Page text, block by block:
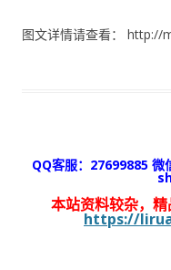
图文详情请查看： http://
QQ客服：27699885
本站资料较杂，
https://